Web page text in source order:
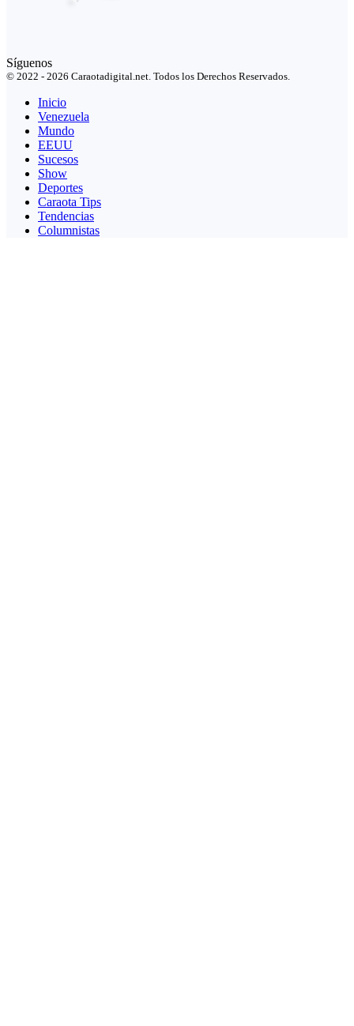
Síguenos
© 2022 - 2026 Caraotadigital.net. Todos los Derechos Reservados.
Inicio
Venezuela
Mundo
EEUU
Sucesos
Show
Deportes
Caraota Tips
Tendencias
Columnistas